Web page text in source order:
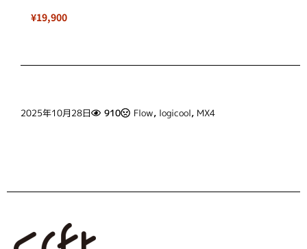
¥19,900
2025年10月28日 910 Flow, logicool, MX4